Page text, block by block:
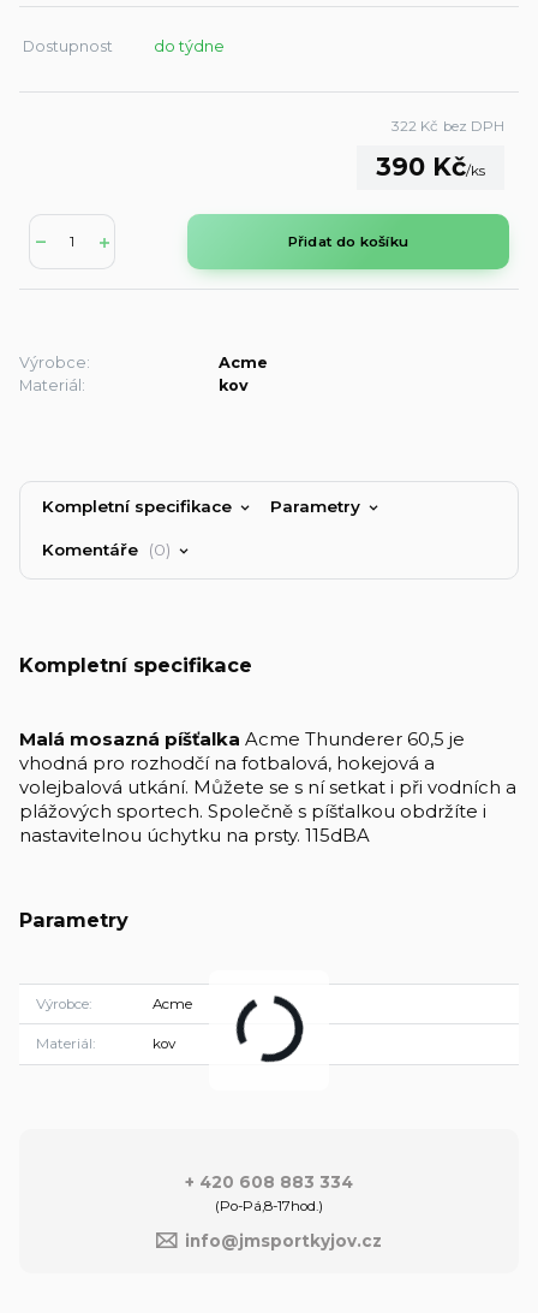
Dostupnost do týdne
390 Kč/ks
322 Kč bez DPH
Přidat do košíku
Výrobce:
Acme
Materiál:
kov
Kompletní specifikace Parametry
Komentáře 0
Kompletní specifikace
Malá mosazná píšťalka Acme Thunderer 60,5 je
vhodná pro rozhodčí na fotbalová, hokejová a
volejbalová utkání. Můžete se s ní setkat i při vodních a
plážových sportech. Společně s píšťalkou obdržíte i
nastavitelnou úchytku na prsty. 115dBA
Parametry
Výrobce Acme
Materiál kov
+ 420 608 883 334
(Po-Pá,8-17hod.)
info@jmsportkyjov.cz